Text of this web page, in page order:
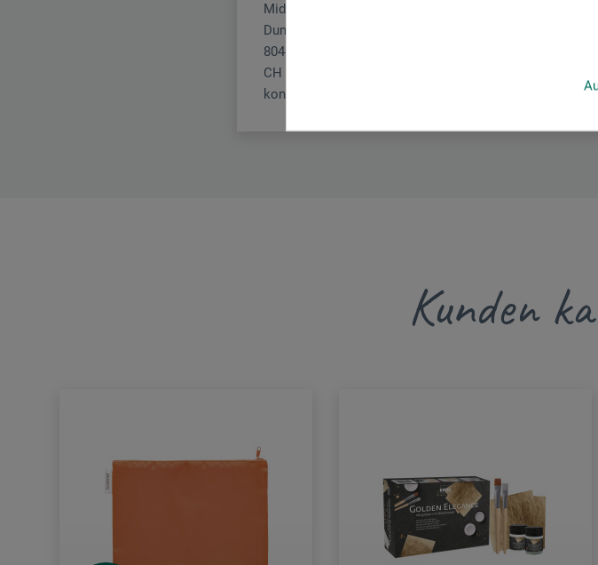
Midas Verlag AG
Dunanstr. 3
8044 Zürich
CH
kontakt@midas.ch
Kunden